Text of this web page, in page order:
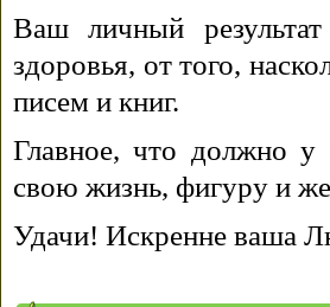
Ваш личный
здоровья, от того,
писем и книг.
Главное, что должно у
свою жизнь, фигуру и
Удачи! Искренне ваша